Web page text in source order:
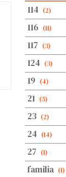
114 (2)
116 (11)
117 (3)
124 (3)
19 (4)
21 (5)
23 (2)
24 (14)
27 (1)
familia (1)